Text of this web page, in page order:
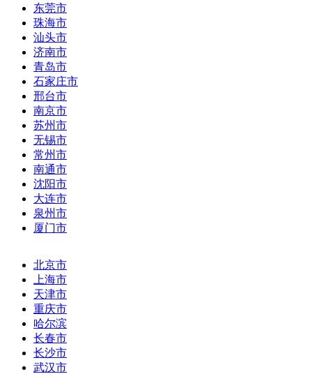
东莞市
珠海市
汕头市
济南市
青岛市
石家庄市
邢台市
南京市
苏州市
无锡市
常州市
南通市
沈阳市
大连市
泉州市
厦门市
北京市
上海市
天津市
重庆市
哈尔滨
长春市
长沙市
武汉市